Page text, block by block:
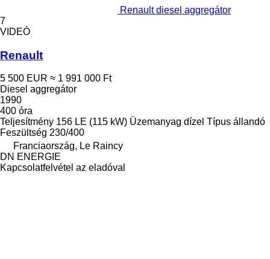
Renault diesel aggregátor
7
VIDEÓ
Renault
5 500 EUR ≈ 1 991 000 Ft
Diesel aggregátor
1990
400 óra
Teljesítmény 156 LE (115 kW) Üzemanyag dízel Típus állandó
Feszültség 230/400
Franciaország, Le Raincy
DN ENERGIE
Kapcsolatfelvétel az eladóval